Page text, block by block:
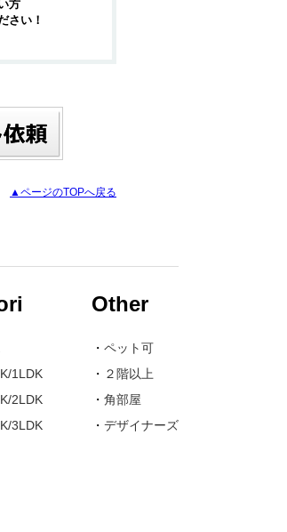
方
さい！
▲ページのTOPへ戻る
1LDK
2LDK
3LDK
Other
・ ペット可
・ ２階以上
・ 角部屋
・ デザイナーズ